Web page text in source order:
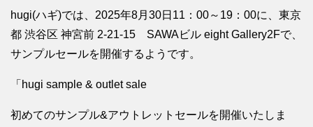
hugi(ハギ)では、2025年8月30日11：00～19：00に、東京
都 渋谷区 神宮前 2-21-15 SAWAビル eight Gallery2Fで、
サンプルセールを開催するようです。
「hugi sample & outlet sale
初めてのサンプル&アウトレットセールを開催いたしま